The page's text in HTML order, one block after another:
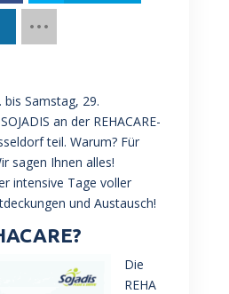
Samstag, 29.
an der REHACARE-
teil. Warum? Für
sagen Ihnen alles!
intensive Tage voller
und Austausch!
Die
REHA